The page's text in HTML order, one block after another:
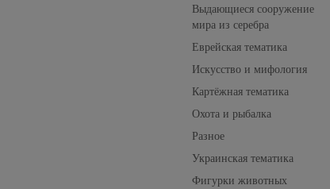
Выдающиеся сооружение
мира из серебра
Еврейская тематика
Искусство и мифология
Картёжная тематика
Охота и рыбалка
Разное
Украинская тематика
Фигурки животных